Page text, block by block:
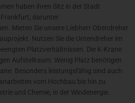
haben ihren Sitz in der Stadt
darunter
Mieten Sie unsere Liebherr Obendreher
Nutzen Sie die Untendreher im
Platzverhältnissen. Die K-Krane
Aufstellraum. Wenig Platz benötigen
Besonders leistungsfähig sind auch
vom Hochbau bis hin zu
und Chemie, in der Windenergie.